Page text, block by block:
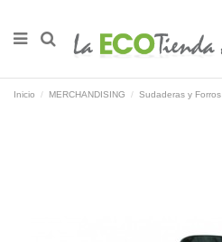
Inicio MERCHANDISING Sudaderas y Forros